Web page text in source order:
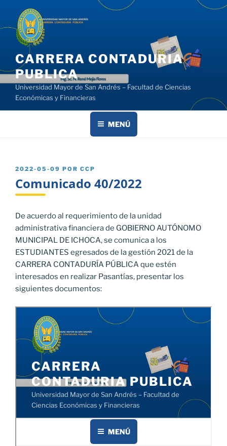
contenido
CARRERA CONTADURIA
PUBLICA
Universidad Mayor de San Andrés – Facultad de Ciencias
Económicas y Financieras
MENÚ
PUBLICADO
2022-05-09 POR CCP
Comunicado 40/2022
De acuerdo al requerimiento de la unidad
administrativa financiera de GOBIERNO AUTÓNOMO
MUNICIPAL DE ICHOCA, se comunica a los
ESTUDIANTES egresados de la gestión 2021 de la
CARRERA CONTADURÍA PÚBLICA que estén
interesados en realizar Pasantías, presentar los
siguientes documentos: